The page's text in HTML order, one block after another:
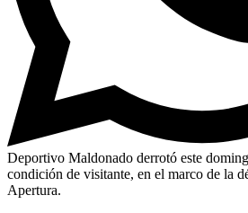
Deportivo Maldonado derrotó este
condición de visitante, en el marco de la
Apertura.